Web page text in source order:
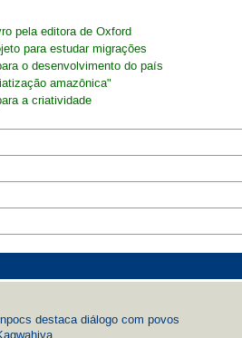
pela editora de Oxford
para estudar migrações
o desenvolvimento do país
amazônica"
a criatividade
destaca diálogo com povos